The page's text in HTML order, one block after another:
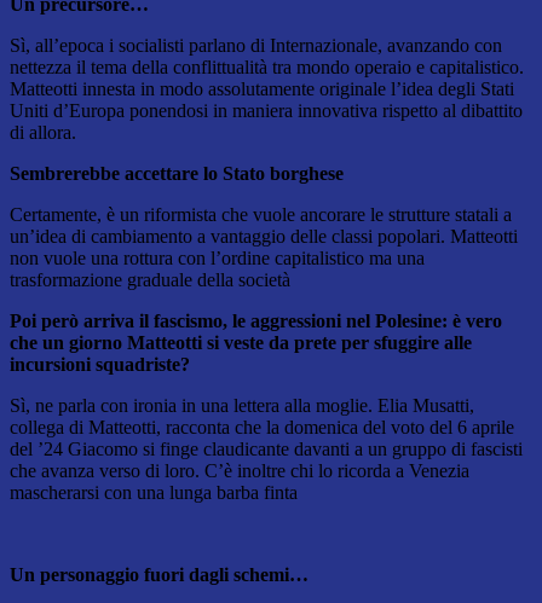
Sì, all’epoca i socialisti parlano di Internazionale, avanzando con
nettezza il tema della conflittualità tra mondo operaio e capitalistico.
Matteotti innesta in modo assolutamente originale l’idea degli Stati
Uniti d’Europa ponendosi in maniera innovativa rispetto al dibattito
di allora.
Sembrerebbe accettare lo Stato borghese
Certamente, è un riformista che vuole ancorare le strutture statali a
un’idea di cambiamento a vantaggio delle classi popolari. Matteotti
non vuole una rottura con l’ordine capitalistico ma una
trasformazione graduale della società
Poi però arriva il fascismo, le aggressioni nel Polesine: è vero
che un giorno Matteotti si veste da prete per sfuggire alle
incursioni squadriste?
Sì, ne parla con ironia in una lettera alla moglie. Elia Musatti,
collega di Matteotti, racconta che la domenica del voto del 6 aprile
del ’24 Giacomo si finge claudicante davanti a un gruppo di fascisti
che avanza verso di loro. C’è inoltre chi lo ricorda a Venezia
mascherarsi con una lunga barba finta
Un personaggio fuori dagli schemi…